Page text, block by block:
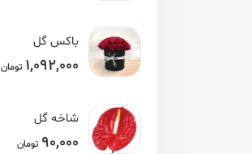
باکس گل
1,092,000 تومان
شاخه گل
90,000 تومان